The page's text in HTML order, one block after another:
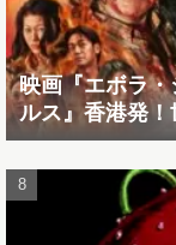
映画『エボラ
ルス』香港発
ビー！！